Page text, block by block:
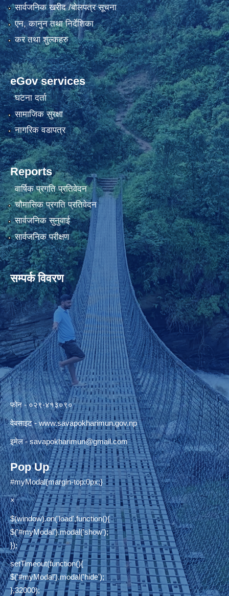
सार्वजनिक खरीद /बोलपत्र सूचना
एन, कानुन तथा निर्देशिका
कर तथा शुल्कहरु
eGov services
घटना दर्ता
सामाजिक सुरक्षा
नागरिक वडापत्र
Reports
वार्षिक प्रगति प्रतिवेदन
चौमासिक प्रगति प्रतिवेदन
सार्वजनिक सुनुवाई
सार्वजनिक परीक्षण
सम्पर्क विवरण
फोन - ०२९-४१३०९०
वेबसाइट -www.savapokharimun.gov.np
इमेल -savapokharimun@gmail.com
Pop Up
#myModal{margin-top:0px;}
×
$(window).on('load',function(){
$('#myModal').modal('show');
});
setTimeout(function(){
$('#myModal').modal('hide');
},32000);